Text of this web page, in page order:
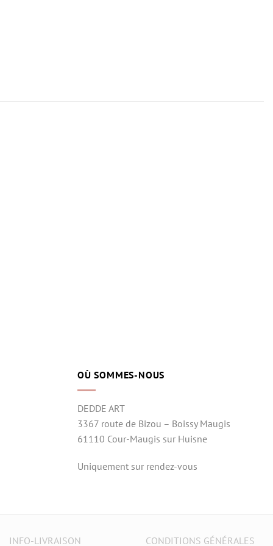
OÙ SOMMES-NOUS
DEDDE ART
3367 route de Bizou – Boissy Maugis
61110 Cour-Maugis sur Huisne
Uniquement sur rendez-vous
INFO-LIVRAISON CONDITIONS GÉNÉRALES